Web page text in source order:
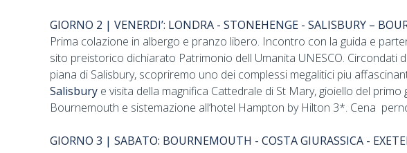
GIORNO 2 | VENERDI’: LONDRA - STONEHENGE - SALISBURY –
Prima colazione in albergo e pranzo libero. Incontro con la guida e
sito preistorico dichiarato Patrimonio dell Umanita UNESCO. Circondati
piana di Salisbury, scopriremo uno dei complessi megalitici piu
Salisbury e visita della magnifica Cattedrale di St Mary, gioiello del primo
Bournemouth e sistemazione all‘hotel Hampton by Hilton 3*. Cena
GIORNO 3 | SABATO: BOURNEMOUTH - COSTA GIURASSICA -